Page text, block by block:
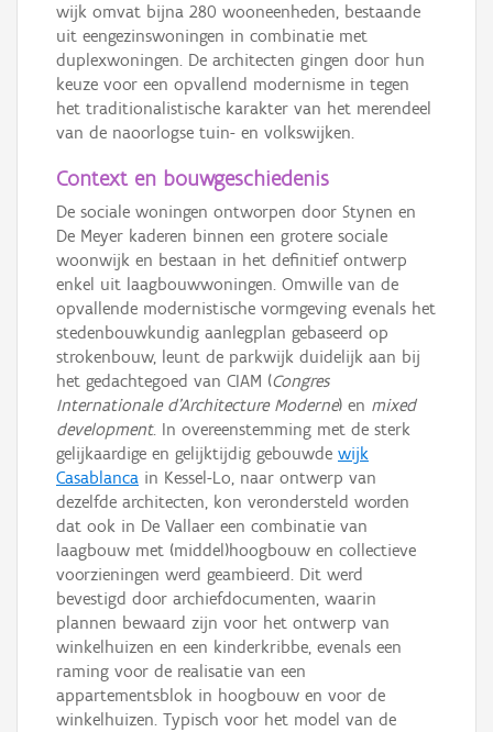
wijk omvat bijna 280 wooneenheden, bestaande
uit eengezinswoningen in combinatie met
duplexwoningen. De architecten gingen door hun
keuze voor een opvallend modernisme in tegen
het traditionalistische karakter van het merendeel
van de naoorlogse tuin- en volkswijken.
Context en bouwgeschiedenis
De sociale woningen ontworpen door Stynen en
De Meyer kaderen binnen een grotere sociale
woonwijk en bestaan in het definitief ontwerp
enkel uit laagbouwwoningen. Omwille van de
opvallende modernistische vormgeving evenals het
stedenbouwkundig aanlegplan gebaseerd op
strokenbouw, leunt de parkwijk duidelijk aan bij
het gedachtegoed van CIAM (Congres
Internationale d’Architecture Moderne) en mixed
development. In overeenstemming met de sterk
gelijkaardige en gelijktijdig gebouwde wijk
Casablanca in Kessel-Lo, naar ontwerp van
dezelfde architecten, kon verondersteld worden
dat ook in De Vallaer een combinatie van
laagbouw met (middel)hoogbouw en collectieve
voorzieningen werd geambieerd. Dit werd
bevestigd door archiefdocumenten, waarin
plannen bewaard zijn voor het ontwerp van
winkelhuizen en een kinderkribbe, evenals een
raming voor de realisatie van een
appartementsblok in hoogbouw en voor de
winkelhuizen. Typisch voor het model van de